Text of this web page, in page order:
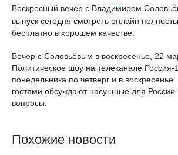
Воскресный вечер с Владимиром
выпуск сегодня смотреть онлайн
бесплатно в хорошем качестве.
Вечер с Соловьёвым в воскресенье, 22
Политическое шоу на телеканале Россия-
понедельника по четверг и в
гостями обсуждают насущные для
вопросы.
Похожие новости